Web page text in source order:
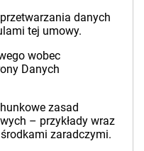
danych
tej umowy.
wobec
Danych
zasad
– przykłady wraz
zaradczymi.